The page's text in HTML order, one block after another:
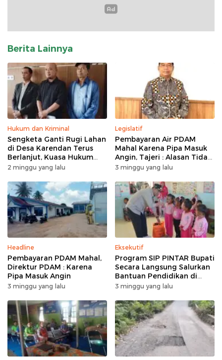
Berita Lainnya
Hukum dan Kriminal
Sengketa Ganti Rugi Lahan
di Desa Karendan Terus
Berlanjut, Kuasa Hukum
Ajukan Kasasi
2 minggu yang lalu
Legislatif
Pembayaran Air PDAM
Mahal Karena Pipa Masuk
Angin, Tajeri : Alasan Tidak
Masuk Akal
3 minggu yang lalu
Headline
Pembayaran PDAM Mahal,
Direktur PDAM : Karena
Pipa Masuk Angin
3 minggu yang lalu
Eksekutif
Program SIP PINTAR Bupati
Secara Langsung Salurkan
Bantuan Pendidikan di
Desa Mampuak ll
3 minggu yang lalu